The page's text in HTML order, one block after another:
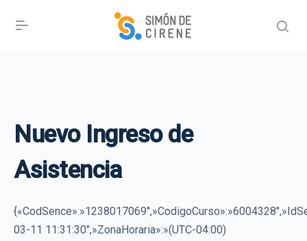
Nuevo Ingreso de
Asistencia
03-11 11:31:30″,»ZonaHoraria»:»(UTC-04:00)